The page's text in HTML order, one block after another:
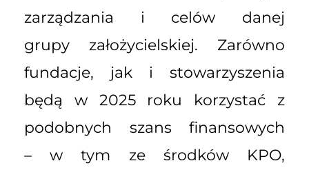
zarządzania i celów danej
grupy założycielskiej. Zarówno
fundacje, jak i stowarzyszenia
będą w 2025 roku korzystać z
podobnych szans finansowych
– w tym ze środków KPO,